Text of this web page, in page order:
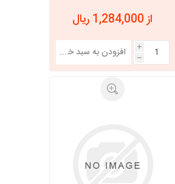
از 1,284,000 ریال
i
h